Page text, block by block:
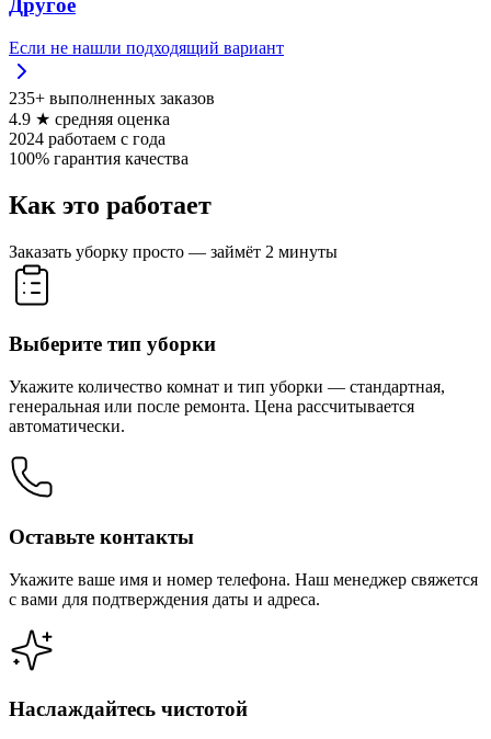
Другое
Если не нашли подходящий вариант
235+ выполненных заказов
4.9 ★ средняя оценка
2024 работаем с года
100% гарантия качества
Как это работает
Заказать уборку просто — займёт 2 минуты
Выберите тип уборки
Укажите количество комнат и тип уборки — стандартная,
генеральная или после ремонта. Цена рассчитывается
автоматически.
Оставьте контакты
Укажите ваше имя и номер телефона. Наш менеджер свяжется
с вами для подтверждения даты и адреса.
Наслаждайтесь чистотой